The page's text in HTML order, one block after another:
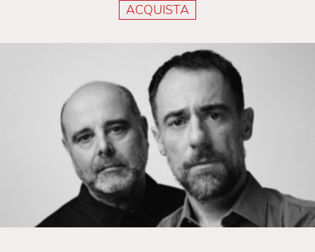
ACQUISTA